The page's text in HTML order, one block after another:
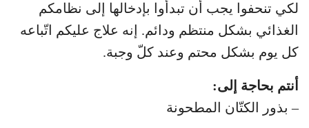
لكي تنحفوا يجب أن تبدأوا بإدخالها إلى نظامكم
الغذائي بشكل منتظم ودائم. إنه علاج عليكم اتّباعه
كل يوم بشكل محتم وعند كلّ وجبة.
أنتم بحاجة إلى:
– بذور الكتّان المطحونة